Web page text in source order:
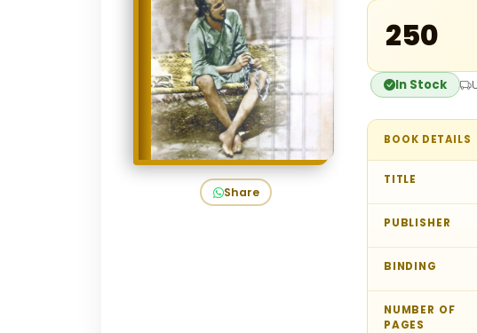
Share
₹250
In Stock
BOOK DETAILS
TITLE
PUBLISHER
BINDING
NUMBER OF
PAGES